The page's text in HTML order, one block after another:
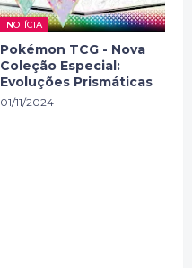
NOTÍCIA
Pokémon TCG - Nova
Coleção Especial:
Evoluções Prismáticas
01/11/2024